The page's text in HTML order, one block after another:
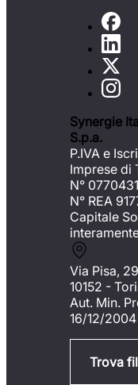
Synergie
S.p.a.
P.IVA e
Imprese di
N°
N° REA
Capitale
Via Pisa, 29
10152 -
Aut. Min.
16/12/2004
Trova